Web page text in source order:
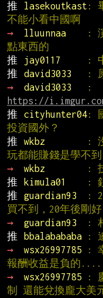
推 lasekoutkast :
不能小看中國啊
→
lluunnaa
:
點東西的
推
jay0117 :
推
david3033 :
→
david3033
https://
推
cityhunter04:
投資國外？
推
wkbz
:
玩都能賺錢是學不到
→
wkbz :
推
kimula01 :
推
guardian93
:
買不到，20年後剛好
→
guardian93 :
推
bbalabababa :
→
wsx26997785
:
報酬收益是負的....
→
wsx26997785
:
制 還能兌換龐大美